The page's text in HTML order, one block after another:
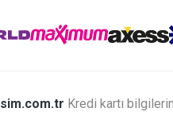
Kredi kartı